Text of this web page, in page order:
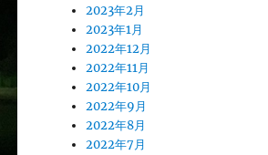
2023年2月
2023年1月
2022年12月
2022年11月
2022年10月
2022年9月
2022年8月
2022年7月